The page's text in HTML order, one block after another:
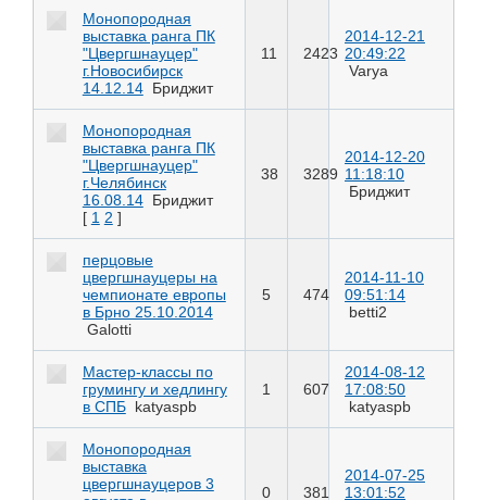
Монопородная
выставка ранга ПК
"Цвергшнауцер"
г.Новосибирск
14.12.14 Бриджит
11 2423
2014-12-21
20:49:22
Varya
Монопородная
выставка ранга ПК
"Цвергшнауцер"
г.Челябинск
16.08.14 Бриджит
[ 1 2 ]
38 3289
2014-12-20
11:18:10
Бриджит
перцовые
цвергшнауцеры на
чемпионате европы
в Брно 25.10.2014
Galotti
5 474
2014-11-10
09:51:14
betti2
Мастер-классы по
грумингу и хедлингу
в СПБ katyaspb
1 607
2014-08-12
17:08:50
katyaspb
Монопородная
выставка
цвергшнауцеров 3
0 381
2014-07-25
13:01:52